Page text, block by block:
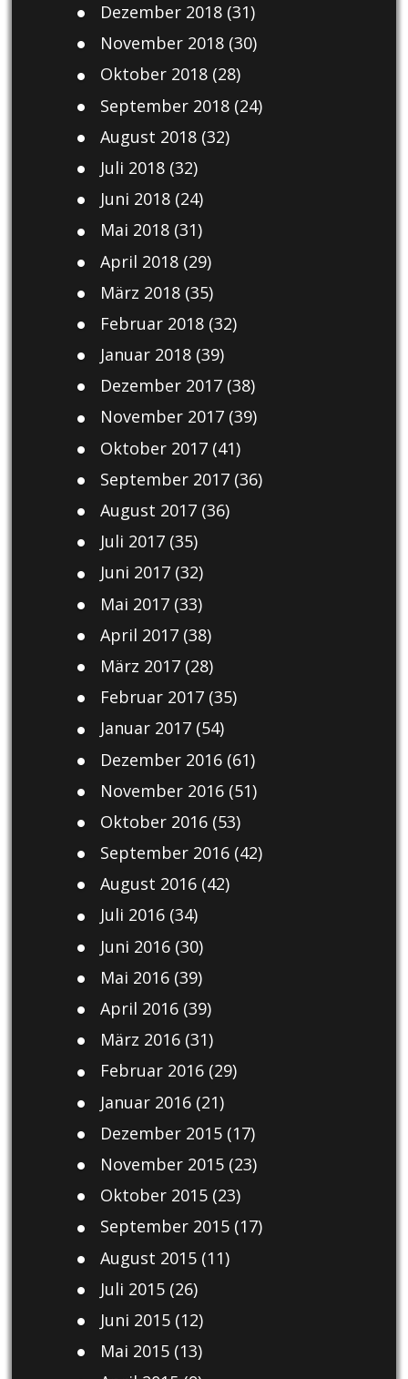
Dezember 2018(31)
November 2018(30)
Oktober 2018(28)
September 2018(24)
August 2018(32)
Juli 2018(32)
Juni 2018(24)
Mai 2018(31)
April 2018(29)
März 2018(35)
Februar 2018(32)
Januar 2018(39)
Dezember 2017(38)
November 2017(39)
Oktober 2017(41)
September 2017(36)
August 2017(36)
Juli 2017(35)
Juni 2017(32)
Mai 2017(33)
April 2017(38)
März 2017(28)
Februar 2017(35)
Januar 2017(54)
Dezember 2016(61)
November 2016(51)
Oktober 2016(53)
September 2016(42)
August 2016(42)
Juli 2016(34)
Juni 2016(30)
Mai 2016(39)
April 2016(39)
März 2016(31)
Februar 2016(29)
Januar 2016(21)
Dezember 2015(17)
November 2015(23)
Oktober 2015(23)
September 2015(17)
August 2015(11)
Juli 2015(26)
Juni 2015(12)
Mai 2015(13)